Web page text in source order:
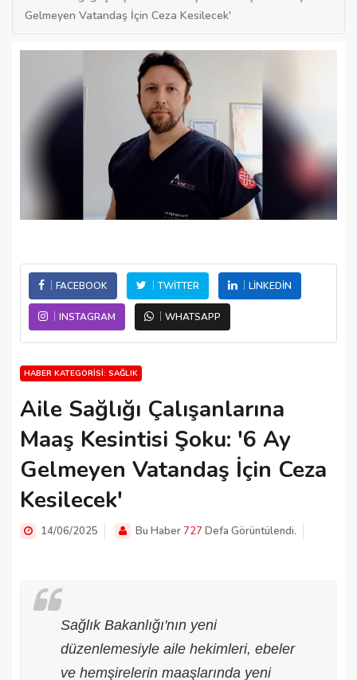
Gelmeyen Vatandaş İçin Ceza Kesilecek'
FACEBOOK TWITTER LINKEDIN
INSTAGRAM WHATSAPP
HABER KATEGORISI: SAĞLIK
Aile Sağlığı Çalışanlarına
Maaş Kesintisi Şoku: '6 Ay
Gelmeyen Vatandaş İçin Ceza
Kesilecek'
14/06/2025 Bu Haber727 Defa Görüntülendi.
Sağlık Bakanlığı'nın yeni
düzenlemesiyle aile hekimleri, ebeler
ve hemşirelerin maaşlarında yeni